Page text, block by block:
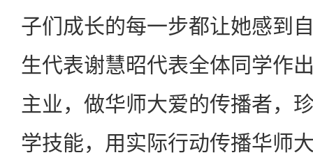
子们成长的每一步都让她感到
生代表谢慧昭代表全体同学作
主业，做华师大爱的传播者，
学技能，用实际行动传播华师